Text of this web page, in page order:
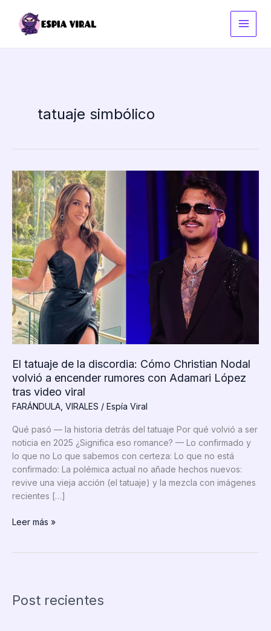
contenido
tatuaje simbólico
El tatuaje de la discordia: Cómo Christian Nodal
volvió a encender rumores con Adamari López
tras video viral
FARÁNDULA VIRALES / Espía Viral
Qué pasó — la historia detrás del tatuaje Por qué volvió a ser
noticia en 2025 ¿Significa eso romance? — Lo confirmado y
lo que no Lo que sabemos con certeza: Lo que no está
confirmado: La polémica actual no añade hechos nuevos:
revive una vieja acción (el tatuaje) y la mezcla con imágenes
recientes […]
El
Christian
Leer más »
Post recientes